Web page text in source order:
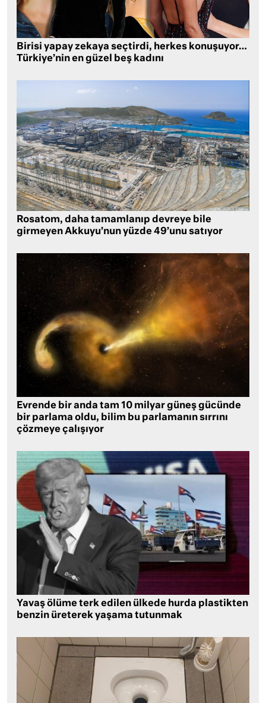
Birisi yapay zekaya seçtirdi, herkes konuşuyor…
Türkiye’nin en güzel beş kadını
Rosatom, daha tamamlanıp devreye bile
girmeyen Akkuyu’nun yüzde 49’unu satıyor
Evrende bir anda tam 10 milyar güneş gücünde
bir parlama oldu, bilim bu parlamanın sırrını
çözmeye çalışıyor
Yavaş ölüme terk edilen ülkede hurda plastikten
benzin üreterek yaşama tutunmak